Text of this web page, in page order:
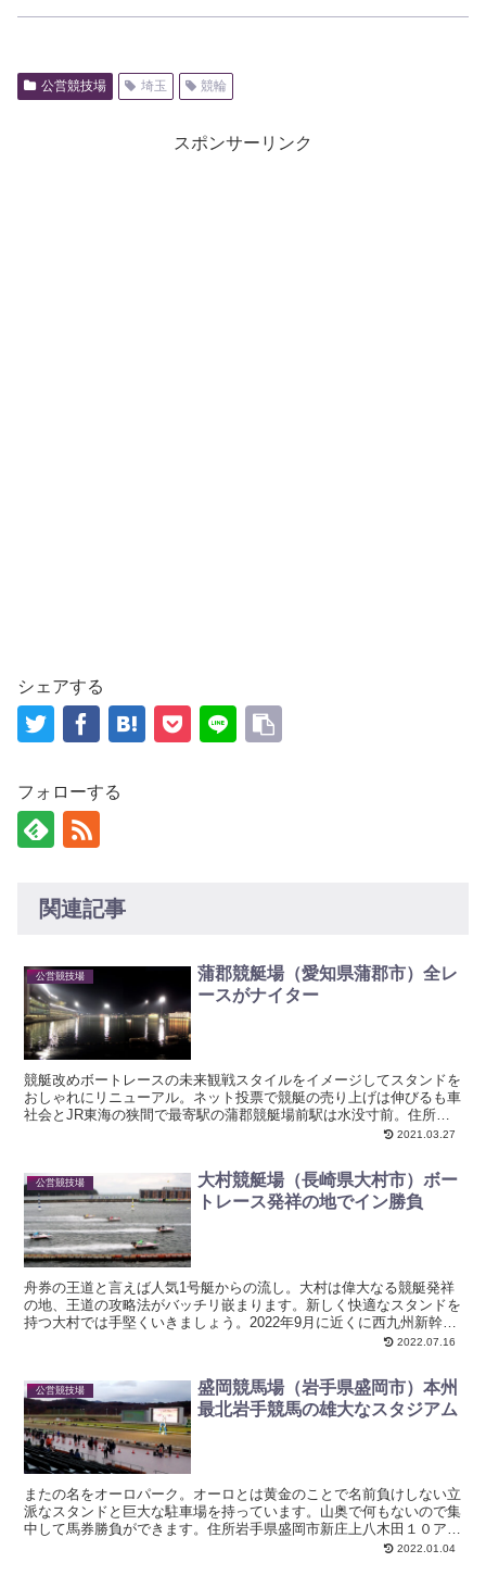
公営競技場 埼玉 競輪
スポンサーリンク
シェアする
フォローする
関連記事
公営競技場
蒲郡競艇場（愛知県蒲郡市）全レ
ースがナイター
競艇改めボートレースの未来観戦スタイルをイメージしてスタンドを
おしゃれにリニューアル。ネット投票で競艇の売り上げは伸びるも車
社会とJR東海の狭間で最寄駅の蒲郡競艇場前駅は水没寸前。住所愛
知県蒲郡市竹谷町太田新田１−１アクセス三河塩津駅（JR...2021.03.27
公営競技場
大村競艇場（長崎県大村市）ボー
トレース発祥の地でイン勝負
舟券の王道と言えば人気1号艇からの流し。大村は偉大なる競艇発祥
の地、王道の攻略法がバッチリ嵌まります。新しく快適なスタンドを
持つ大村では手堅くいきましょう。2022年9月に近くに西九州新幹線
の新大村駅が開業するので少し賑やかになるかも。住所... 2022.07.16
公営競技場
盛岡競馬場（岩手県盛岡市）本州
最北岩手競馬の雄大なスタジアム
またの名をオーロパーク。オーロとは黄金のことで名前負けしない立
派なスタンドと巨大な駐車場を持っています。山奥で何もないので集
中して馬券勝負ができます。住所岩手県盛岡市新庄上八木田１０アク
セス盛岡駅（JR東北本線）から無料バス30分無料駐車場...2022.01.04